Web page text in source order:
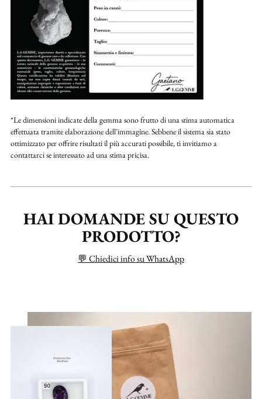
*Le dimensioni indicate della gemma sono frutto di una stima automatica
effettuata tramite elaborazione dell'immagine. Sebbene il sistema sia stato
ottimizzato per offrire risultati il più accurati possibile, ti invitiamo a
contattarci se interessato ad una stima pricisa.
HAI DOMANDE SU QUESTO
PRODOTTO?
💬 Chiedici info su WhatsApp